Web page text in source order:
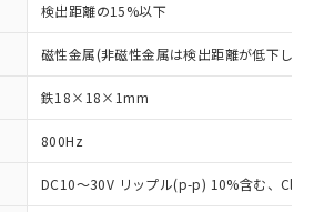
検出距離の15%以下
磁性金属(非磁性金属は検出距離が低下しま
鉄18×18×1mm
800Hz
DC10～30V リップル(p-p) 10%含む、